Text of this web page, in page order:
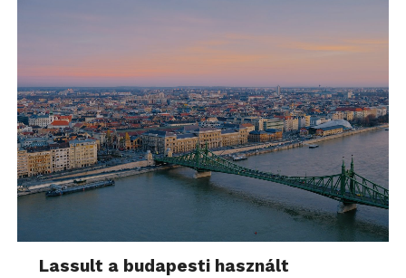
Lassult a budapesti használt